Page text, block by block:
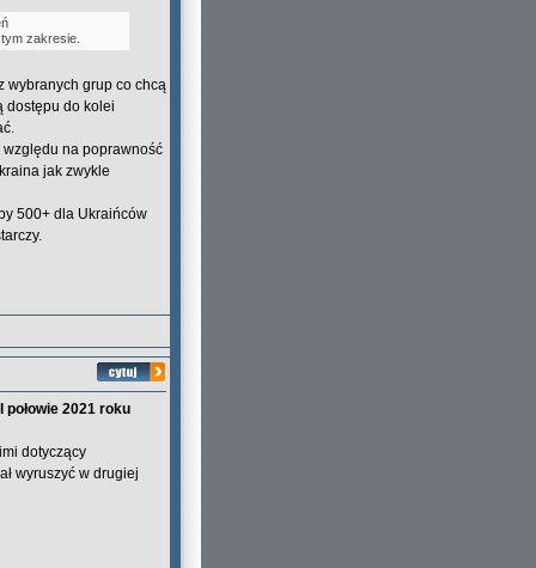
zakresie.
wybranych grup co chcą
dostępu do kolei
na poprawność
jak zwykle
500+ dla Ukraińców
połowie 2021 roku
dotyczący
wyruszyć w drugiej